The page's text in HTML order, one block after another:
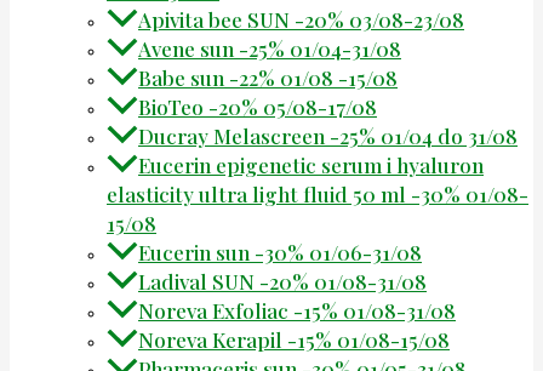
Apivita bee SUN -20% 03/08-23/08
Avene sun -25% 01/04-31/08
Babe sun -22% 01/08 -15/08
BioTeo -20% 05/08-17/08
Ducray Melascreen -25% 01/04 do 31/08
Eucerin epigenetic serum i hyaluron
elasticity ultra light fluid 50 ml -30% 01/08-
15/08
Eucerin sun -30% 01/06-31/08
Ladival SUN -20% 01/08-31/08
Noreva Exfoliac -15% 01/08-31/08
Noreva Kerapil -15% 01/08-15/08